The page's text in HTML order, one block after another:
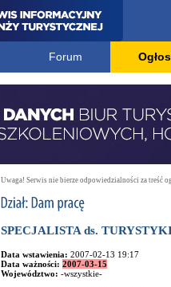
Forum
Uwaga! Serwis nie bierze odpowiedzialności za treść
SPECJALISTA ds.
Data wstawienia: 2007-02-13 19:17
Data ważności: 2007-03-15
Województwo: -wszystkie-